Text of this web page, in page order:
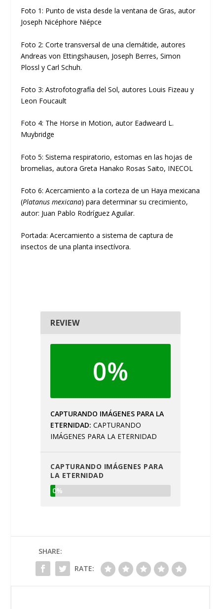
Foto 1: Punto de vista desde la ventana de Gras, autor
Joseph Nicéphore Niépce
Foto 2: Corte transversal de una clemátide, autores
Andreas von Ettingshausen, Joseph Berres, Simon
Plossl y Carl Schuh.
Foto 3: Astrofotografía del Sol, autores Louis Fizeau y
Leon Foucault
Foto 4: The Horse in Motion, autor Eadweard L.
Muybridge
Foto 5: Sistema respiratorio, estomas en las hojas de
bromelias, autora Greta Hanako Rosas Saito, INECOL
Foto 6: Acercamiento a la corteza de un Haya mexicana
(Platanus mexicana) para determinar su crecimiento,
autor: Juan Pablo Rodríguez Aguilar.
Portada: Acercamiento a sistema de captura de
insectos de una planta insectívora.
REVIEW
0%
CAPTURANDO IMÁGENES PARA LA
ETERNIDAD CAPTURANDO
IMÁGENES PARA LA ETERNIDAD
CAPTURANDO IMÁGENES PARA
LA ETERNIDAD
0%
SHARE:
RATE: